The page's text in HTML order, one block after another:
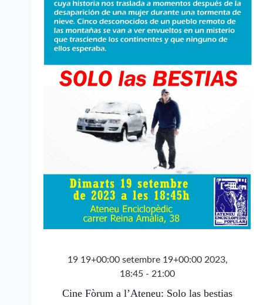
19 19+00:00 setembre 19+00:00 2023,
18:45 - 21:00
Cine Fòrum a l’Ateneu: Solo las bestias